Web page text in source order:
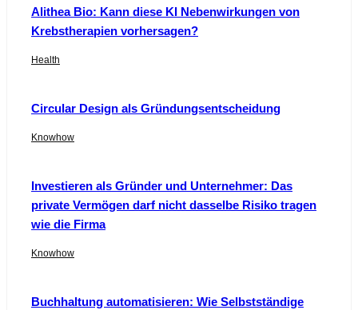
Alithea Bio: Kann diese KI Nebenwirkungen von
Krebstherapien vorhersagen?
Health
Circular Design als Gründungsentscheidung
Knowhow
Investieren als Gründer und Unternehmer: Das
private Vermögen darf nicht dasselbe Risiko tragen
wie die Firma
Knowhow
Buchhaltung automatisieren: Wie Selbstständige